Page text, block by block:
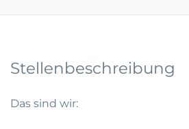
Stellenbeschreibung
Das sind wir: